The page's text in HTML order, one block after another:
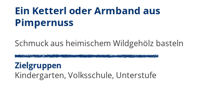
Ein Ketterl oder Armband aus
Pimpernuss. Bastelanleitung zum
Schmuck aus heimischem Wildgehölz basteln
Zielgruppen
Kindergarten, Volksschule, Unterstufe